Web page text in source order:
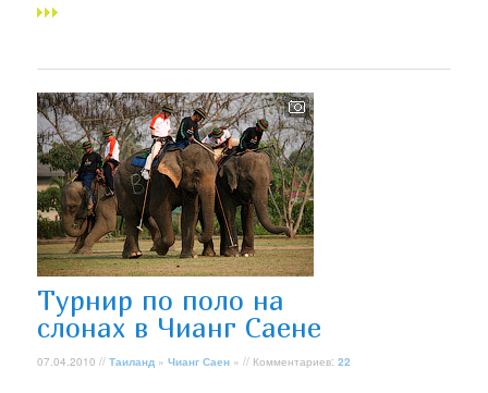
Турнир по поло на
слонах в Чианг Саене
07.04.2010 //Таиланд »Чианг Саен » // Комментариев:22